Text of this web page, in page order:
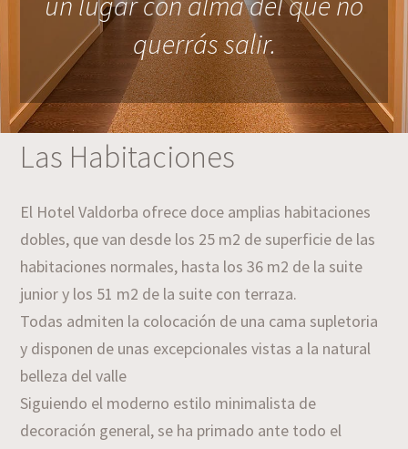
querrás salir.
Las Habitaciones
El Hotel Valdorba ofrece doce amplias habitaciones
dobles, que van desde los 25 m2 de superficie de las
habitaciones normales, hasta los 36 m2 de la suite
junior y los 51 m2 de la suite con terraza.
Todas admiten la colocación de una cama supletoria
y disponen de unas excepcionales vistas a la natural
belleza del valle
Siguiendo el moderno estilo minimalista de
decoración general, se ha primado ante todo el